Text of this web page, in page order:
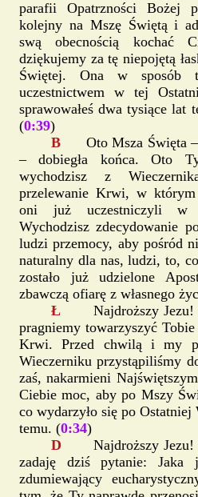
parafii Opatrzności Bożej
kolejny na Mszę Świętą i
swą obecnością kochać
dziękujemy za tę niepojętą
Świętej. Ona w sposób
uczestnictwem w tej
sprawowałeś dwa tysiące lat
(0:39)
B Oto Msza Święta
– dobiegła końca. Oto
wychodzisz z
przelewanie Krwi, w
oni już uczestniczyli w
Wychodzisz zdecydowanie
ludzi przemocy, aby pośród
naturalny dla nas, ludzi, to,
zostało już udzielone
zbawczą ofiarę z własnego
Ł Najdroższy
pragniemy towarzyszyć
Krwi. Przed chwilą i my
Wieczerniku przystąpiliśmy
zaś, nakarmieni
Ciebie moc, aby po Mszy
co wydarzyło się po
temu. (0:34)
D Najdroższy
zadaję dziś pytanie:
zdumiewający